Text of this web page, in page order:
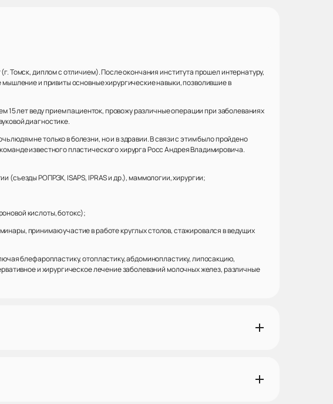
Томск, диплом с отличием). После окончания института прошел интернатуру,
и привиты основные хирургические навыки, позволившие в
лет веду прием пациенток, провожу различные операции при заболеваниях
диагностике.
не только в болезни, но и в здравии. В связи с этим было пройдено
известного пластического хирурга Росс Андрея Владимировича.
(съезды РОПРЭХ, ISAPS, IPRAS и др.), маммологии, хирургии;
кислоты, ботокс);
принимаю участие в работе круглых столов, стажировался в ведущих
блефаропластику, отопластику, абдоминопластику, липосакцию,
и хирургическое лечение заболеваний молочных желез, различные